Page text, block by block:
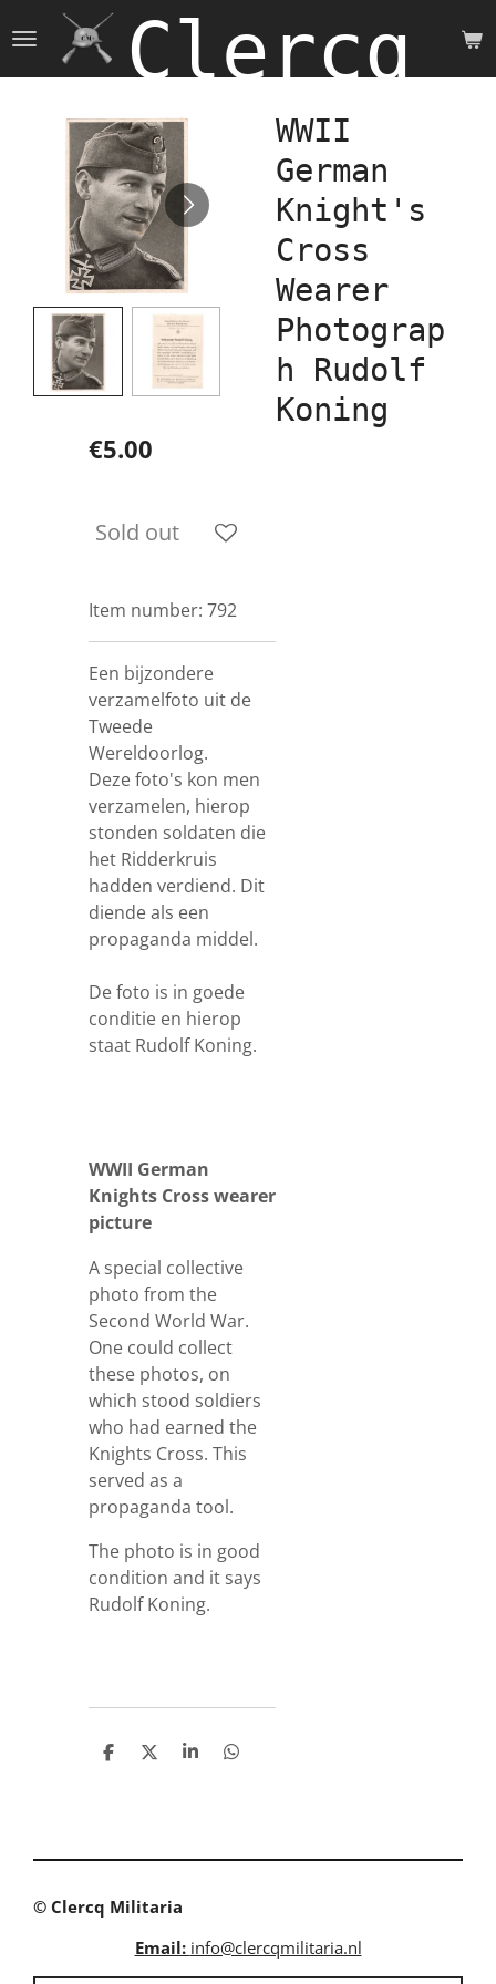
to
main
Clercq
WWII
German
Knight's
Cross
Wearer
Photograp
h Rudolf
Koning
€5.00
Sold out
Item number: 792
Een bijzondere
verzamelfoto uit de
Tweede
Wereldoorlog.
Deze foto's kon men
verzamelen, hierop
stonden soldaten die
het Ridderkruis
hadden verdiend. Dit
diende als een
propaganda middel.
De foto is in goede
conditie en hierop
staat Rudolf Koning.
WWII German
Knights Cross wearer
picture
A special collective
photo from the
Second World War.
One could collect
these photos, on
which stood soldiers
who had earned the
Knights Cross. This
served as a
propaganda tool.
The photo is in good
condition and it says
Rudolf Koning.
S
S
S
S
© Clercq Militaria
Email: info@clercqmilitaria.nl